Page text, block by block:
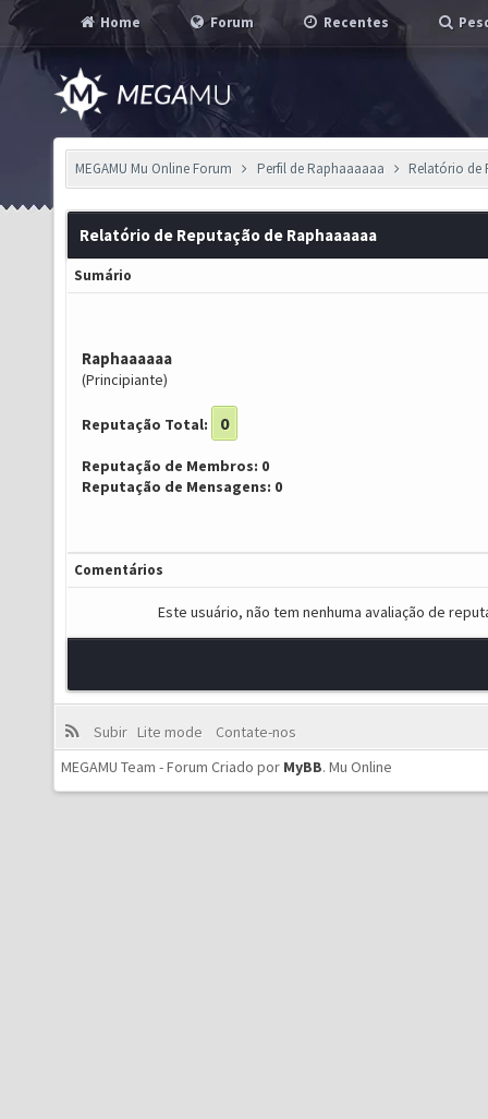
Home Forum Recentes
MEGAMU Mu Online Forum Perfil de Raphaaaaaa Relatório de
Relatório de Reputação de Raphaaaaaa
Sumário
Raphaaaaaa
(Principiante)
Reputação Total: 0
Reputação de Membros: 0
Reputação de Mensagens: 0
Comentários
Este usuário, não tem nenhuma avaliação de
Subir Lite mode
Contate-nos
MEGAMU Team - Forum Criado por MyBB. Mu Online